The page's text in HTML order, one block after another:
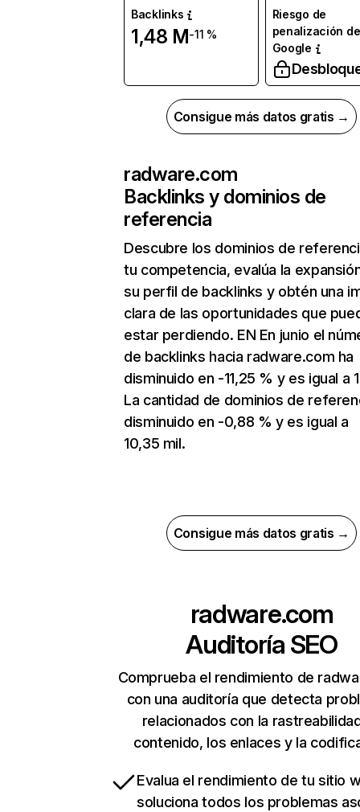
Backlinks
1,48 M-11 %
Riesgo de
penalización de
Google
Consigue más datos gratis →
radware.com
Backlinks y dominios de
referencia
Descubre los dominios de
tu competencia, evalúa la
su perfil de backlinks y obtén una
clara de las oportunidades que
estar perdiendo. EN En junio el
de backlinks hacia radware.com ha
disminuido en -11,25 % y es igual a
La cantidad de dominios de
disminuido en -0,88 % y es igual a
10,35 mil.
Consigue más datos gratis →
radware.com
Auditoría SEO
Comprueba el rendimiento de
con una auditoría que detecta
relacionados con la
contenido, los enlaces y la
Evalua el rendimiento de tu sitio
soluciona todos los problemas